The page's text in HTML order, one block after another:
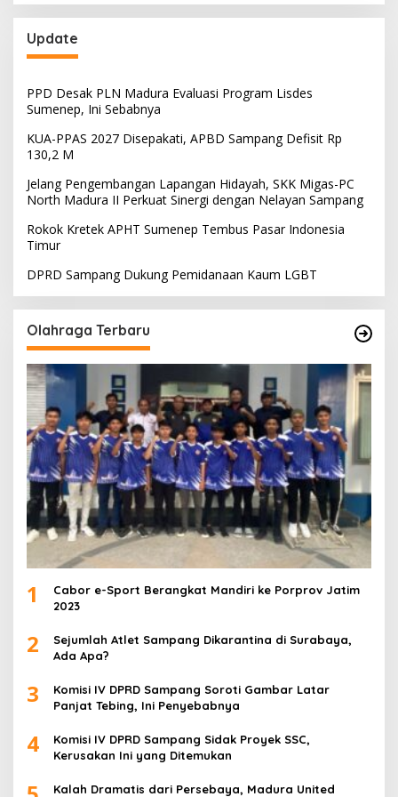
Update
PPD Desak PLN Madura Evaluasi Program Lisdes
Sumenep, Ini Sebabnya
KUA-PPAS 2027 Disepakati, APBD Sampang Defisit Rp
130,2 M
Jelang Pengembangan Lapangan Hidayah, SKK Migas-PC
North Madura II Perkuat Sinergi dengan Nelayan Sampang
Rokok Kretek APHT Sumenep Tembus Pasar Indonesia
Timur
DPRD Sampang Dukung Pemidanaan Kaum LGBT
Olahraga Terbaru
1
Cabor e-Sport Berangkat Mandiri ke Porprov Jatim
2023
2
Sejumlah Atlet Sampang Dikarantina di Surabaya,
Ada Apa?
3
Komisi IV DPRD Sampang Soroti Gambar Latar
Panjat Tebing, Ini Penyebabnya
4
Komisi IV DPRD Sampang Sidak Proyek SSC,
Kerusakan Ini yang Ditemukan
Kalah Dramatis dari Persebaya, Madura United